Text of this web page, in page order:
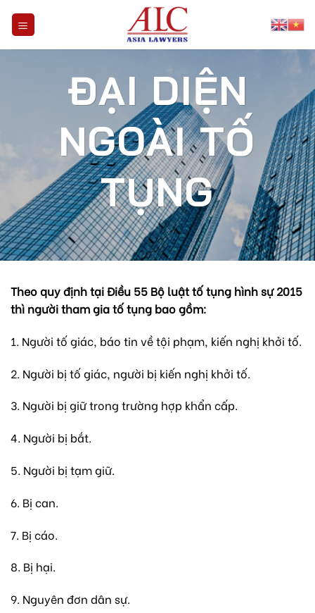
ĐẠI DIỆN
NGOÀI TỐ
TỤNG
Theo quy định tại Điều 55 Bộ luật tố tụng hình sự 2015
thì người tham gia tố tụng bao gồm:
1. Người tố giác, báo tin về tội phạm, kiến nghị khởi tố.
2. Người bị tố giác, người bị kiến nghị khởi tố.
3. Người bị giữ trong trường hợp khẩn cấp.
4. Người bị bắt.
5. Người bị tạm giữ.
6. Bị can.
7. Bị cáo.
8. Bị hại.
9. Nguyên đơn dân sự.